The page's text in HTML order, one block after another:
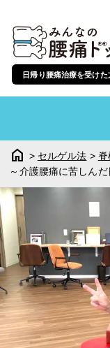
日帰り腰痛治療を受け
home > セルゲル法 > 脊
～介護腰痛に苦しん